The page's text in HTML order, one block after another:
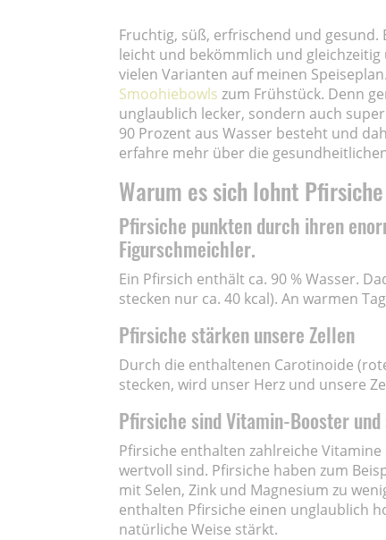
Fruchtig, süß, erfrischend und gesund.
leicht und bekömmlich und
vielen Varianten auf meinen
Smoohiebowls zum Frühstück. Denn
unglaublich lecker, sondern auch
90 Prozent aus Wasser besteht und
erfahre mehr über die
Warum es sich lohnt
Pfirsiche punkten durch ihren
Figurschmeichler.
Ein Pfirsich enthält ca. 90 % Wasser.
stecken nur ca. 40 kcal). An warmen
Pfirsiche stärken unsere Zellen
Durch die enthaltenen Carotinoide
stecken, wird unser Herz und unsere
Pfirsiche sind Vitamin-Booster
Pfirsiche enthalten zahlreiche
wertvoll sind. Pfirsiche haben zum
mit Selen, Zink und Magnesium zu
enthalten Pfirsiche einen unglaublich
natürliche Weise stärkt.